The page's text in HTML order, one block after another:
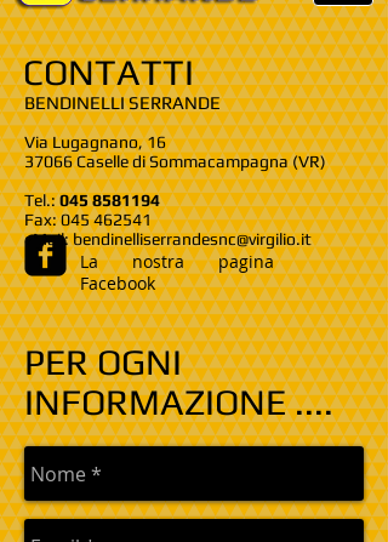
CONTATTI
PER OGNI
INFORMAZIONE ....
BENDINELLI SERRANDE
Via Lugagnano, 16
37066 Caselle di Sommacampagna (VR)
Tel.:045 8581194
Fax:045 462541
eMail:bendinelliserrandesnc@virgilio.it
La nostra pagina
Facebook